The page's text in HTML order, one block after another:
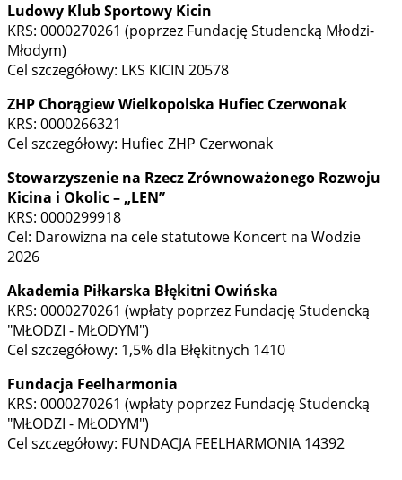
Ludowy Klub Sportowy Kicin
KRS: 0000270261 (poprzez Fundację Studencką Młodzi-
Młodym)
Cel szczegółowy: LKS KICIN 20578
ZHP Chorągiew Wielkopolska Hufiec Czerwonak
KRS: 0000266321
Cel szczegółowy: Hufiec ZHP Czerwonak
Stowarzyszenie na Rzecz Zrównoważonego Rozwoju
Kicina i Okolic – „LEN”
KRS: 0000299918
Cel: Darowizna na cele statutowe Koncert na Wodzie
2026
Akademia Piłkarska Błękitni Owińska
KRS: 0000270261 (wpłaty poprzez Fundację Studencką
"MŁODZI - MŁODYM")
Cel szczegółowy: 1,5% dla Błękitnych 1410
Fundacja Feelharmonia
KRS: 0000270261 (wpłaty poprzez Fundację Studencką
"MŁODZI - MŁODYM")
Cel szczegółowy: FUNDACJA FEELHARMONIA 14392